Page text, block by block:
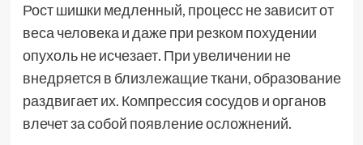
Рост шишки медленный, процесс не зависит от
веса человека и даже при резком похудении
опухоль не исчезает. При увеличении не
внедряется в близлежащие ткани, образование
раздвигает их. Компрессия сосудов и органов
влечет за собой появление осложнений.